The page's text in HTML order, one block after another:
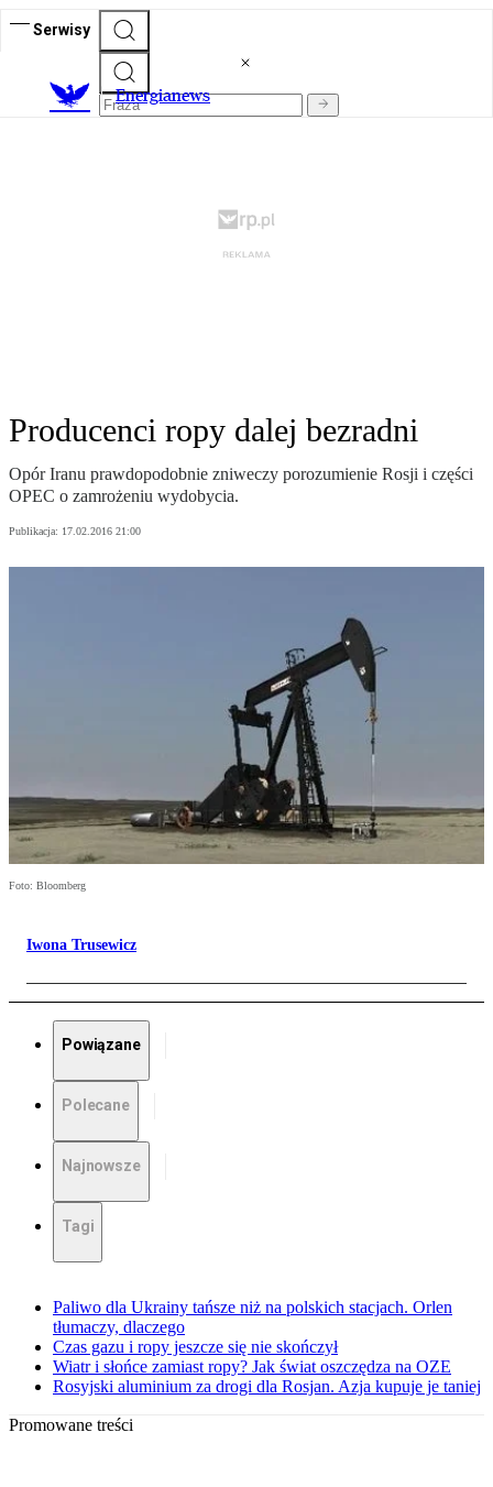
Serwisy
Energianews
Producenci ropy dalej bezradni
Opór Iranu prawdopodobnie zniweczy porozumienie Rosji i części
OPEC o zamrożeniu wydobycia.
Publikacja: 17.02.2016 21:00
Foto: Bloomberg
Iwona Trusewicz
Powiązane
Polecane
Najnowsze
Tagi
Paliwo dla Ukrainy tańsze niż na polskich stacjach. Orlen
tłumaczy, dlaczego
Czas gazu i ropy jeszcze się nie skończył
Wiatr i słońce zamiast ropy? Jak świat oszczędza na OZE
Rosyjski aluminium za drogi dla Rosjan. Azja kupuje je taniej
Promowane treści